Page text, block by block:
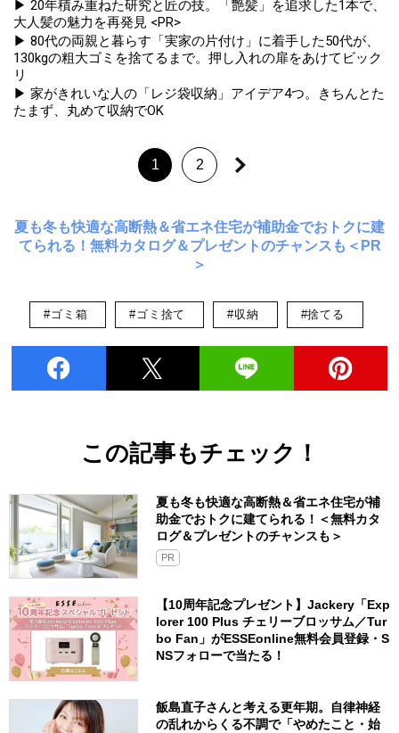
▶ 20年積み重ねた研究と匠の技。「艶髪」を追求した1本で、
大人髪の魅力を再発見 <PR>
▶ 80代の両親と暮らす「実家の片付け」に着手した50代が、
130kgの粗大ゴミを捨てるまで。押し入れの扉をあけてビック
リ
▶ 家がきれいな人の「レジ袋収納」アイデア4つ。きちんとた
たまず、丸めて収納でOK
1 2
夏も冬も快適な高断熱＆省エネ住宅が補助金でおトクに建
てられる！無料カタログ＆プレゼントのチャンスも＜PR
＞
#ゴミ箱 #ゴミ捨て #収納 #捨てる
この記事もチェック！
夏も冬も快適な高断熱＆省エネ住宅が補
助金でおトクに建てられる！＜無料カタ
ログ＆プレゼントのチャンスも＞
PR
【10周年記念プレゼント】Jackery「Exp
lorer 100 Plus チェリーブロッサム／Tur
bo Fan」がESSEonline無料会員登録・S
NSフォローで当たる！
飯島直子さんと考える更年期。自律神経
の乱れからくる不調で「やめたこと・始